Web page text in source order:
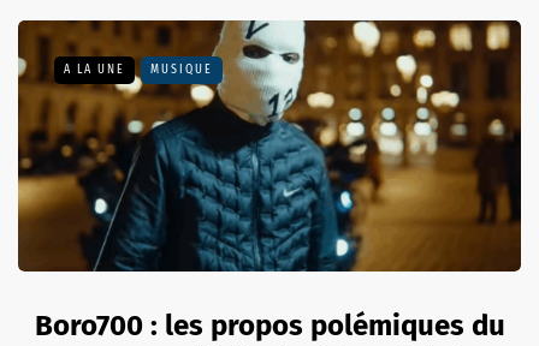
A LA UNE MUSIQUE
Boro700 : les propos polémiques du